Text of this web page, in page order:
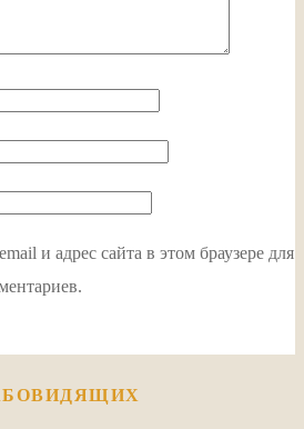
и адрес сайта в этом браузере для